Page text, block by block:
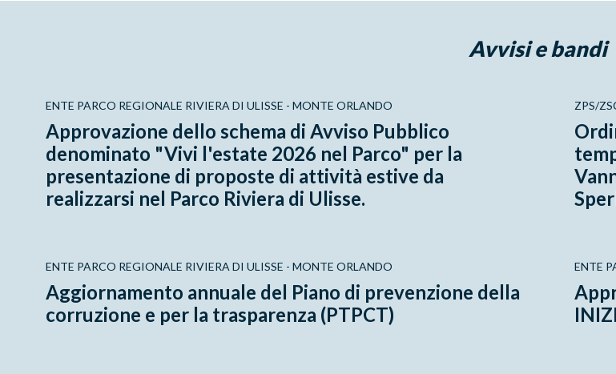
Avvisi e bandi
ENTE PARCO REGIONALE RIVIERA DI ULISSE - MONTE ORLANDO
Approvazione dello schema di Avviso Pubblico
denominato "Vivi l'estate 2026 nel Parco" per la
presentazione di proposte di attività estive da
realizzarsi nel Parco Riviera di Ulisse.
ZPS/
ENTE PARCO REGIONALE RIVIERA DI ULISSE - MONTE ORLANDO
Aggiornamento annuale del Piano di prevenzione della
corruzione e per la trasparenza (PTPCT)
ENTE